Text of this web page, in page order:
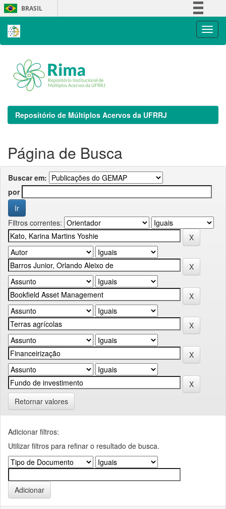
Skip
navigation
BRASIL
Repositório de Múltiplos Acervos da UFRRJ
Página de Busca
Buscar em:
por
Filtros correntes:
Retornar valores
Adicionar filtros:
Utilizar filtros para refinar o resultado de busca.